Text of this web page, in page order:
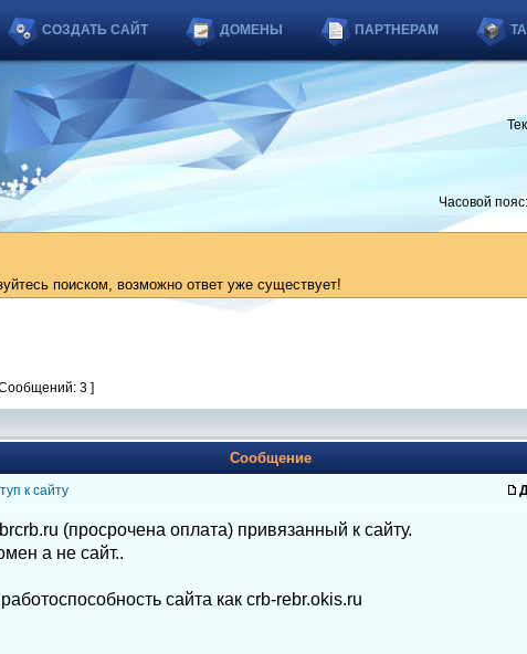
СОЗДАТЬ САЙТ ДОМЕНЫ ПАРТНЕРАМ
Часовой
поиском, возможно ответ уже существует!
3 ]
Сообщение
к сайту
(просрочена оплата) привязанный к сайту.
а не сайт..
сайта как crb-rebr.okis.ru